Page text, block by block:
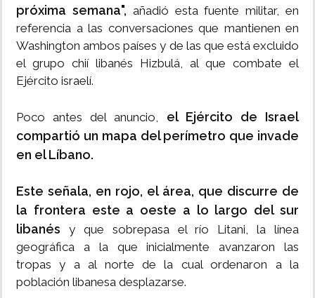
próxima semana", añadió esta fuente militar, en
referencia a las conversaciones que mantienen en
Washington ambos países y de las que está excluido
el grupo chií libanés Hizbulá, al que combate el
Ejército israelí.
Poco antes del anuncio, el Ejército de Israel
compartió un mapa del perímetro que invade
en el Líbano.
Este señala, en rojo, el área, que discurre de
la frontera este a oeste a lo largo del sur
libanés y que sobrepasa el río Litani, la línea
geográfica a la que inicialmente avanzaron las
tropas y a al norte de la cual ordenaron a la
población libanesa desplazarse.